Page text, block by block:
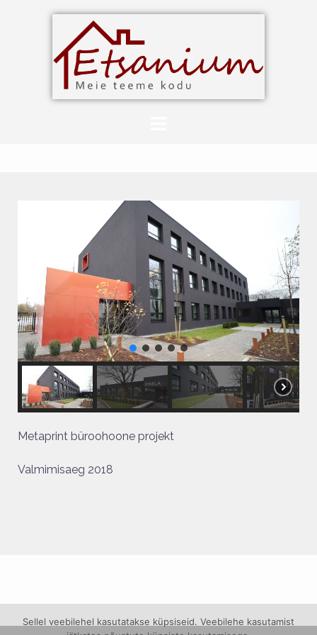
Metaprint büroohoone projekt
Valmimisaeg 2018
Sellel veebilehel kasutatakse küpsiseid. Veebilehe kasutamist